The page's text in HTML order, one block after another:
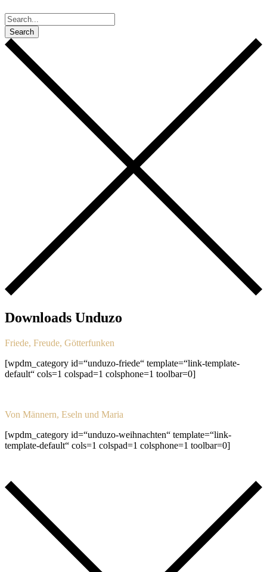
Downloads Unduzo
Friede, Freude, Götterfunken
[wpdm_category id=“unduzo-friede“ template=“link-template-
default“ cols=1 colspad=1 colsphone=1 toolbar=0]
Von Männern, Eseln und Maria
[wpdm_category id=“unduzo-weihnachten“ template=“link-
template-default“ cols=1 colspad=1 colsphone=1 toolbar=0]